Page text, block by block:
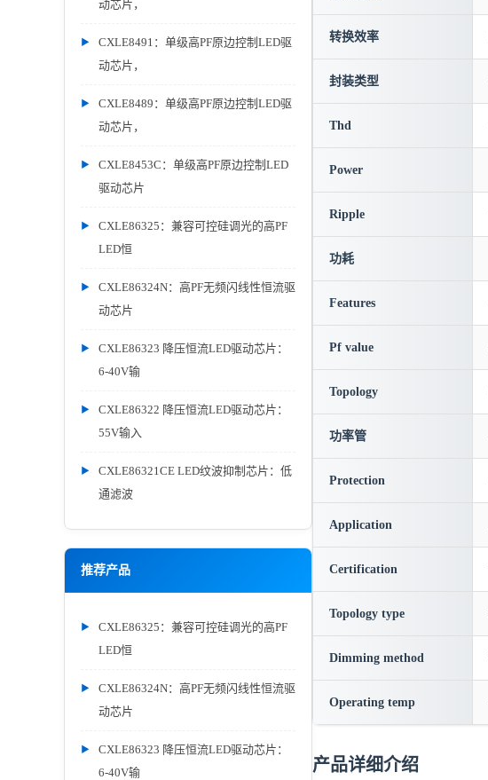
动芯片，
CXLE8491：单级高PF原边控制LED驱
动芯片，
CXLE8489：单级高PF原边控制LED驱
动芯片，
CXLE8453C：单级高PF原边控制LED
驱动芯片
CXLE86325：兼容可控硅调光的高PF
LED恒
CXLE86324N：高PF无频闪线性恒流驱
动芯片
CXLE86323 降压恒流LED驱动芯片：
6-40V输
CXLE86322 降压恒流LED驱动芯片：
55V输入
CXLE86321CE LED纹波抑制芯片：低
通滤波
推荐产品
CXLE86325：兼容可控硅调光的高PF
LED恒
CXLE86324N：高PF无频闪线性恒流驱
动芯片
CXLE86323 降压恒流LED驱动芯片：
6-40V输
转换效率
封装类型
Thd
Power
Ripple
功耗
Features
Pf value
Topology
功率管
Protection
Application
Certification
Topology type
Dimming method
Operating temp
产品详细介绍